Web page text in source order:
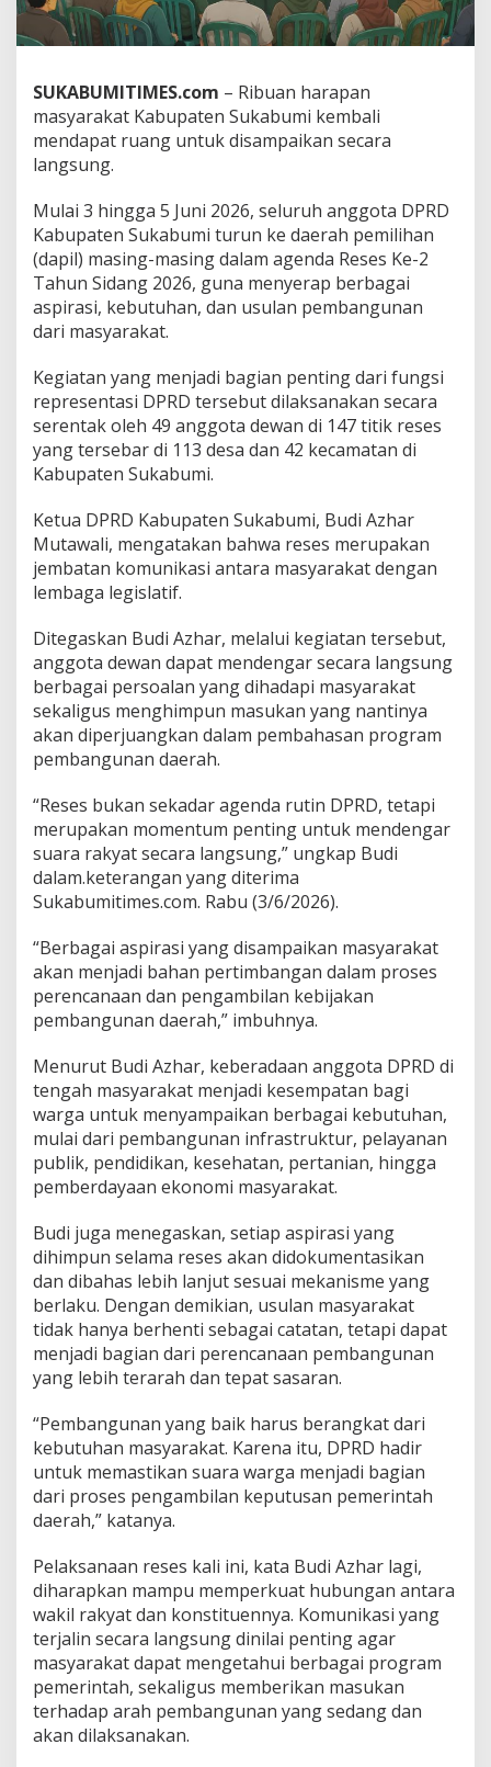
e
n
S
k
a
u
R
e
s
e
s
3
u
n
i
,
S
e
a
p
A
r
a
s
i
W
a
r
a
d
i
1
4
7
t
i
k
SUKABUMITIMES.com – Ribuan harapan
masyarakat Kabupaten Sukabumi kembali
mendapat ruang untuk disampaikan secara
langsung.
Mulai 3 hingga 5 Juni 2026, seluruh anggota DPRD
Kabupaten Sukabumi turun ke daerah pemilihan
(dapil) masing-masing dalam agenda Reses Ke-2
Tahun Sidang 2026, guna menyerap berbagai
aspirasi, kebutuhan, dan usulan pembangunan
dari masyarakat.
Kegiatan yang menjadi bagian penting dari fungsi
representasi DPRD tersebut dilaksanakan secara
serentak oleh 49 anggota dewan di 147 titik reses
yang tersebar di 113 desa dan 42 kecamatan di
Kabupaten Sukabumi.
Ketua DPRD Kabupaten Sukabumi, Budi Azhar
Mutawali, mengatakan bahwa reses merupakan
jembatan komunikasi antara masyarakat dengan
lembaga legislatif.
Ditegaskan Budi Azhar, melalui kegiatan tersebut,
anggota dewan dapat mendengar secara langsung
berbagai persoalan yang dihadapi masyarakat
sekaligus menghimpun masukan yang nantinya
akan diperjuangkan dalam pembahasan program
pembangunan daerah.
“Reses bukan sekadar agenda rutin DPRD, tetapi
merupakan momentum penting untuk mendengar
suara rakyat secara langsung,” ungkap Budi
dalam.keterangan yang diterima
Sukabumitimes.com. Rabu (3/6/2026).
“Berbagai aspirasi yang disampaikan masyarakat
akan menjadi bahan pertimbangan dalam proses
perencanaan dan pengambilan kebijakan
pembangunan daerah,” imbuhnya.
Menurut Budi Azhar, keberadaan anggota DPRD di
tengah masyarakat menjadi kesempatan bagi
warga untuk menyampaikan berbagai kebutuhan,
mulai dari pembangunan infrastruktur, pelayanan
publik, pendidikan, kesehatan, pertanian, hingga
pemberdayaan ekonomi masyarakat.
Budi juga menegaskan, setiap aspirasi yang
dihimpun selama reses akan didokumentasikan
dan dibahas lebih lanjut sesuai mekanisme yang
berlaku. Dengan demikian, usulan masyarakat
tidak hanya berhenti sebagai catatan, tetapi dapat
menjadi bagian dari perencanaan pembangunan
yang lebih terarah dan tepat sasaran.
“Pembangunan yang baik harus berangkat dari
kebutuhan masyarakat. Karena itu, DPRD hadir
untuk memastikan suara warga menjadi bagian
dari proses pengambilan keputusan pemerintah
daerah,” katanya.
Pelaksanaan reses kali ini, kata Budi Azhar lagi,
diharapkan mampu memperkuat hubungan antara
wakil rakyat dan konstituennya. Komunikasi yang
terjalin secara langsung dinilai penting agar
masyarakat dapat mengetahui berbagai program
pemerintah, sekaligus memberikan masukan
terhadap arah pembangunan yang sedang dan
akan dilaksanakan.